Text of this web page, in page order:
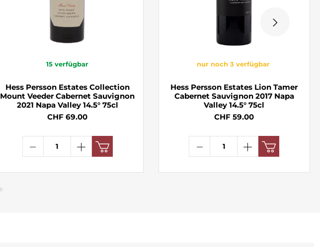
15 verfügbar
Hess Persson Estates Collection
Mount Veeder Cabernet Sauvignon
2021 Napa Valley 14.5° 75cl
CHF 69.00
nur noch 3 verfügbar
Hess Persson Estates Lion Tamer
Cabernet Sauvignon 2017 Napa
Valley 14.5° 75cl
CHF 59.00